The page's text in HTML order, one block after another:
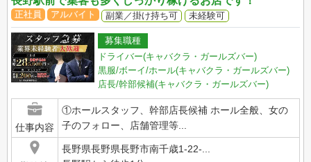
正社員 アルバイト 副業／掛け持ち可 未経験可
募集職種
ドライバー(キャバクラ・ガールズバー)
黒服/ボーイ/ホール(キャバクラ・ガールズバー)
店長/幹部候補(キャバクラ・ガールズバー)
仕事内容
①ホールスタッフ、幹部店長候補 ホール全般、女の
子のフォロー、店舗管理等...
長野県長野県長野市南千歳1-22-...